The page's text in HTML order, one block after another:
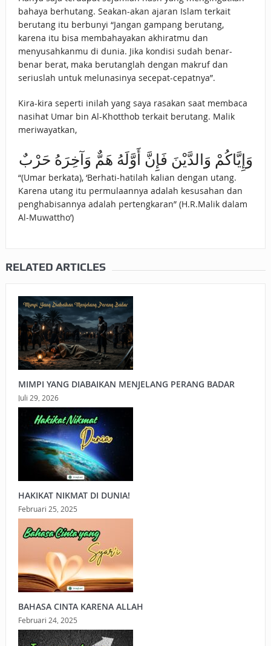
bahaya berhutang. Seakan-akan ajaran Islam terkait
berutang itu berbunyi “Jangan gampang berutang,
karena itu bisa membahayakan akhiratmu dan
menyusahkanmu di dunia. Jika kondisi sudah benar-
benar berat, maka berutanglah dengan makruf dan
seriuslah untuk melunasinya secepat-cepatnya”.
Kira-kira seperti inilah yang saya rasakan saat membaca
nasihat Umar bin Al-Khotthob terkait berutang. Malik
meriwayatkan,
وَإِيَّاكُمْ وَالدَّيْنَ فَإِنَّ أَوَّلَهُ هَمٌّ وَآخِرَهُ حَرْبٌ
“(Umar berkata), ‘Berhati-hatilah kalian dengan utang.
Karena utang itu permulaannya adalah kesusahan dan
penghabisannya adalah pertengkaran” (H.R.Malik dalam
Al-Muwattho’)
RELATED ARTICLES
MIMPI YANG DIABAIKAN MENJELANG PERANG BADAR
Juli 29, 2026
HAKIKAT NIKMAT DI DUNIA!
Februari 25, 2025
BAHASA CINTA KARENA ALLAH
Februari 24, 2025